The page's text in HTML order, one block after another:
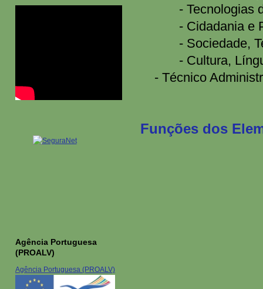
- Tecnologias de
- Cidadania e
- Sociedade,
- Cultura, Língua
- Técnico
Funções dos
Agência Portuguesa
(PROALV)
Agência Portuguesa (PROALV)